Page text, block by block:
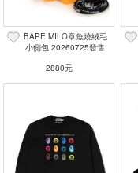
BAPE MILO章魚燒絨毛
小側包 20260725發售
2880元